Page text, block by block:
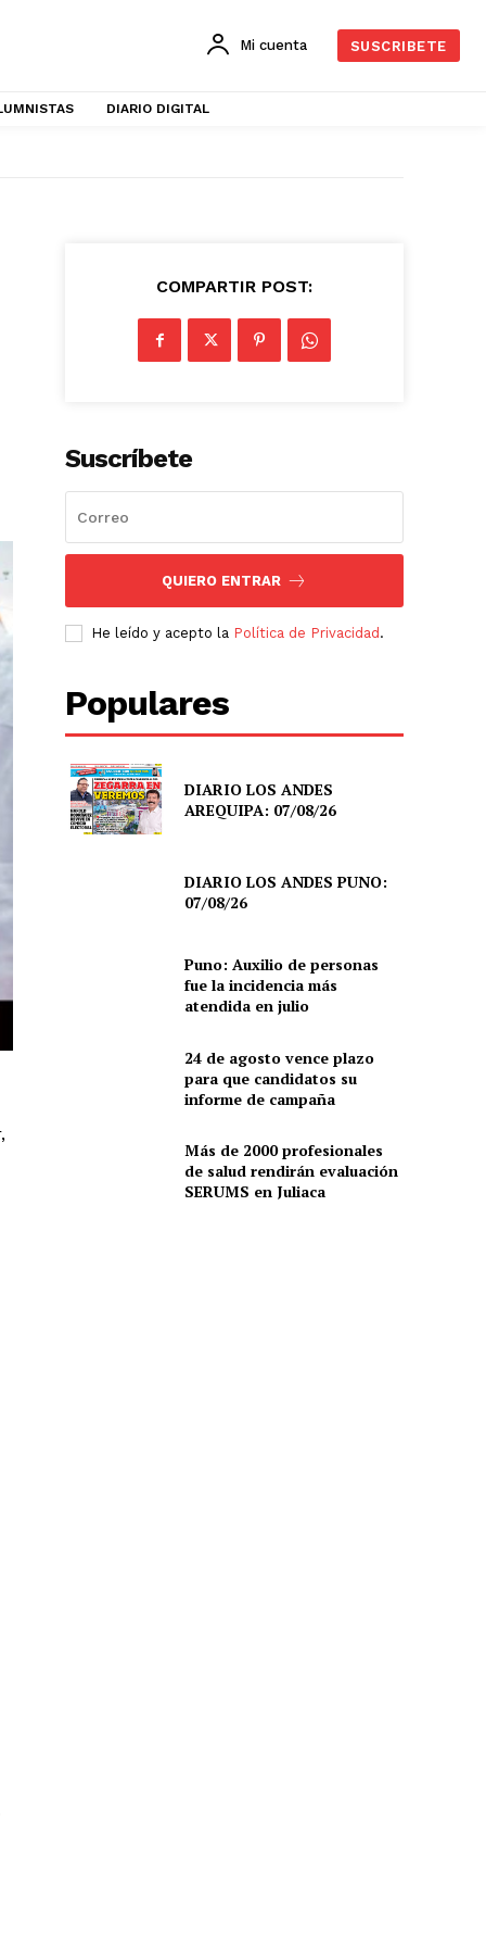
Mi cuenta SUSCRIBETE
DIARIO DIGITAL
COMPARTIR POST:
Suscríbete
QUIERO ENTRAR
He leído y acepto la Política de Privacidad .
Populares
DIARIO LOS ANDES
AREQUIPA: 07/08/26
DIARIO LOS ANDES PUNO:
07/08/26
Puno: Auxilio de personas
fue la incidencia más
atendida en julio
24 de agosto vence plazo
para que candidatos su
informe de campaña
Más de 2000 profesionales
de salud rendirán evaluación
SERUMS en Juliaca